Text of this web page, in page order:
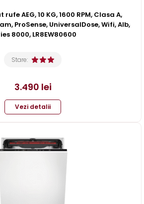
AEG, 10 KG, 1600 RPM, Clasa A,
ProSense, UniversalDose, Wifi, Alb,
8000, LR8EW80600
Stare:
3.490 lei
Vezi detalii